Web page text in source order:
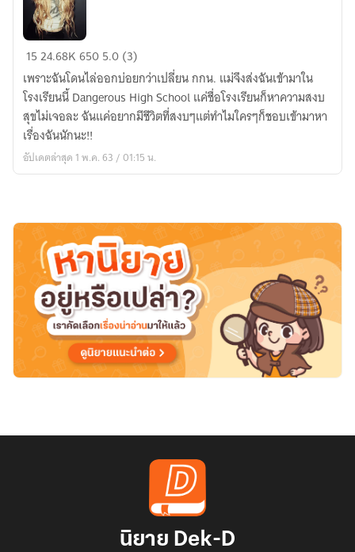
Dangerous
รัก
วาย
ร้าย
ยัย
จอม
1524.68K6505.0 (3)
เพราะฉันโดนไล่ออกบ่อยกว่าเปลี่ยน กกน. แม่จึงส่งฉันเข้ามาใน
โรงเรียนนี้ Dangerous High School แค่ชื่อโรงเรียนก็หาความสงบ
สุขไม่เจอละ ฉันแค่อยากมีชีวิตที่สงบๆแต่ทำไมใครๆก็ชอบเข้ามาหา
เรื่องฉันนักนะ!!
อัปเดตล่าสุด 1 พ.ค. 63 / 01:15 น.
นิยาย Dek-D